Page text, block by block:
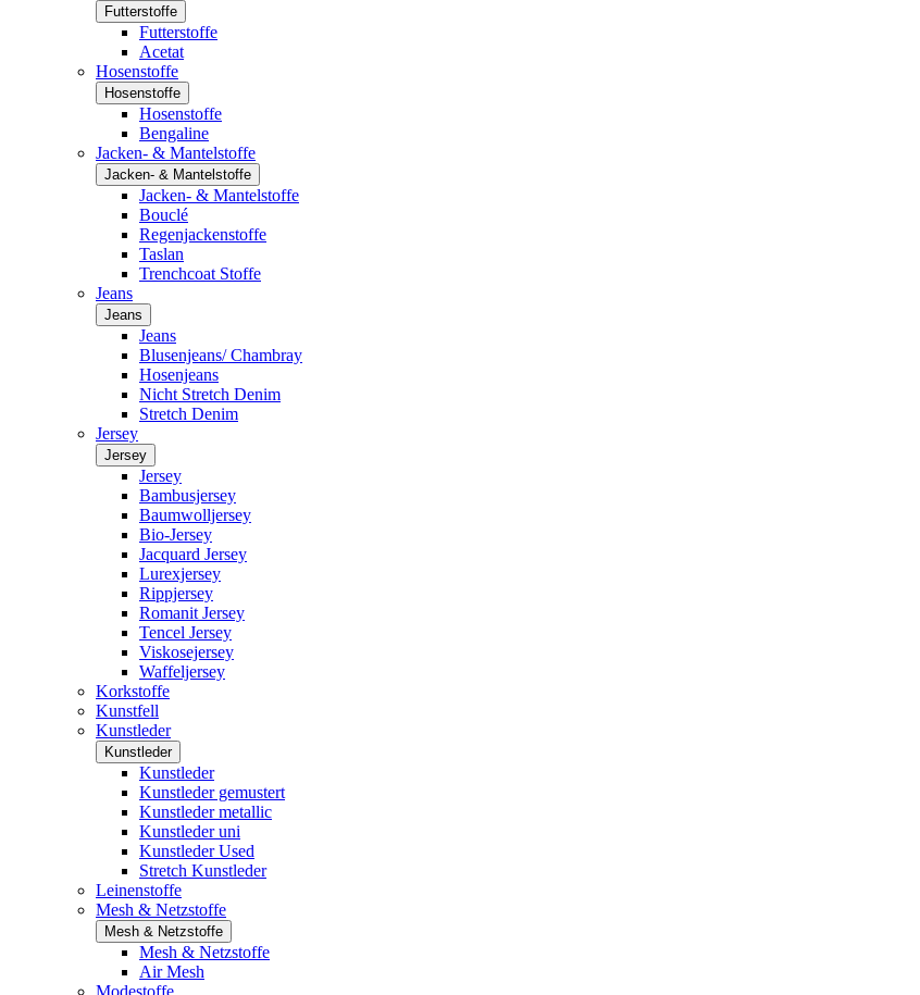
Futterstoffe
Futterstoffe
Acetat
Hosenstoffe
Hosenstoffe
Hosenstoffe
Bengaline
Jacken- & Mantelstoffe
Jacken- & Mantelstoffe
Jacken- & Mantelstoffe
Bouclé
Regenjackenstoffe
Taslan
Trenchcoat Stoffe
Jeans
Jeans
Jeans
Blusenjeans/ Chambray
Hosenjeans
Nicht Stretch Denim
Stretch Denim
Jersey
Jersey
Jersey
Bambusjersey
Baumwolljersey
Bio-Jersey
Jacquard Jersey
Lurexjersey
Rippjersey
Romanit Jersey
Tencel Jersey
Viskosejersey
Waffeljersey
Korkstoffe
Kunstfell
Kunstleder
Kunstleder
Kunstleder
Kunstleder gemustert
Kunstleder metallic
Kunstleder uni
Kunstleder Used
Stretch Kunstleder
Leinenstoffe
Mesh & Netzstoffe
Mesh & Netzstoffe
Mesh & Netzstoffe
Air Mesh
Modestoffe